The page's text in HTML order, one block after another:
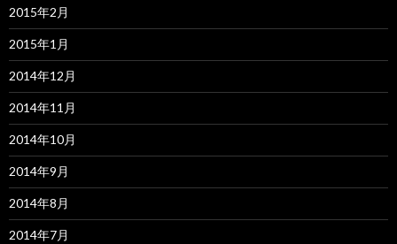
2015年2月
2015年1月
2014年12月
2014年11月
2014年10月
2014年9月
2014年8月
2014年7月